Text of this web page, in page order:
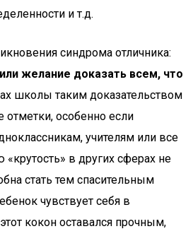
и т.д.
синдрома отличника:
желание доказать всем, что
школы таким доказательством
отметки, особенно если
учителям или все
в других сферах не
стать тем спасительным
чувствует себя в
кокон оставался прочным,